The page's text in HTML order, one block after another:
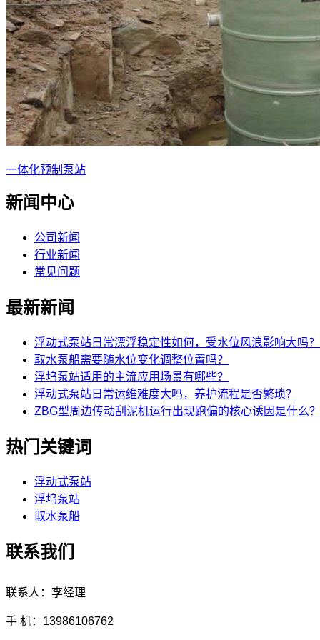
一体化预制泵站
新闻中心
公司新闻
行业新闻
常见问题
最新新闻
浮动式泵站日常漂浮稳定性如何，受水位风浪影响大吗？
取水泵船需要随水位变化调整位置吗？
浮坞泵站适用的主流应用场景有哪些？
浮动式泵站日常运维难度大吗，养护流程是否繁琐？
ZBG型周边传动刮泥机运行出现跑偏的核心诱因是什么？
热门关键词
浮动式泵站
浮坞泵站
取水泵船
联系我们
联系人：李经理
手 机：13986106762